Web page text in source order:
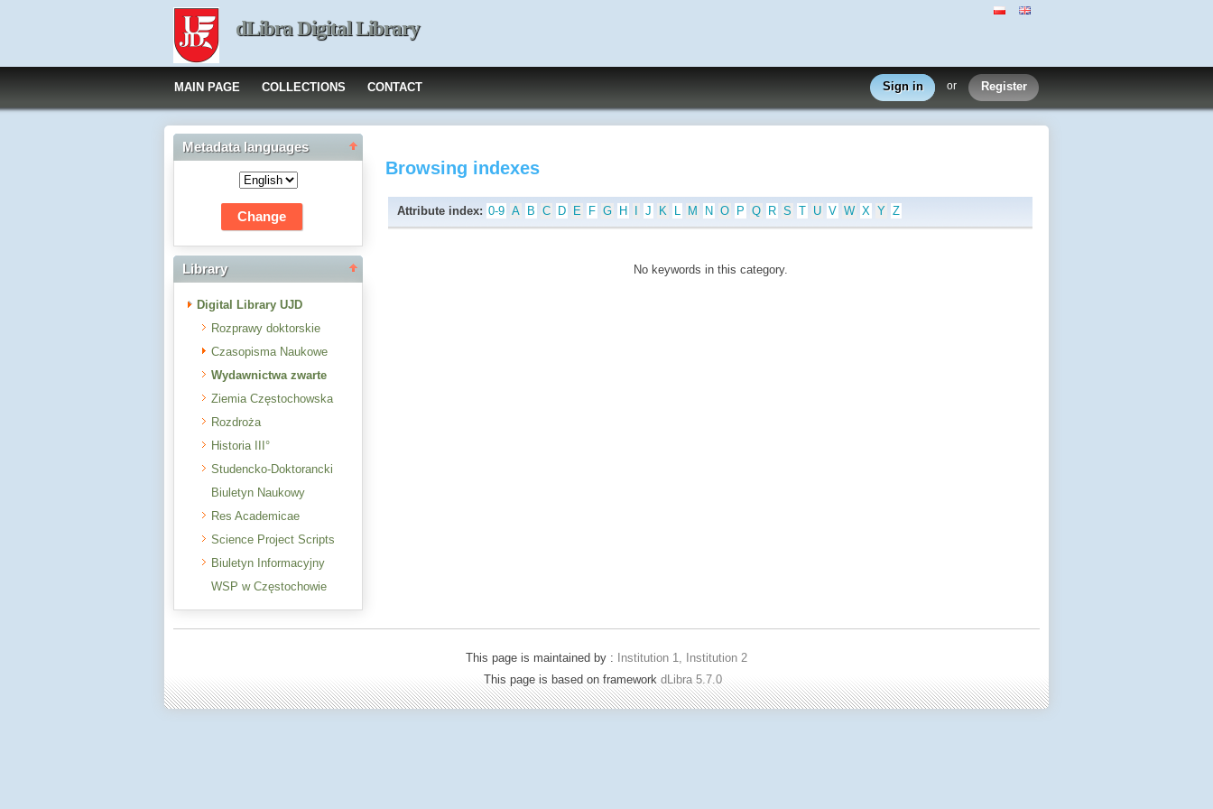
dLibra Digital Library
MAIN PAGE COLLECTIONS CONTACT Sign in or Register
Metadata languages
Library
Digital Library UJD
Rozprawy doktorskie
Czasopisma Naukowe
Wydawnictwa zwarte
Ziemia Częstochowska
Rozdroża
Historia III°
Studencko-Doktorancki
Biuletyn Naukowy
Res Academicae
Science Project Scripts
Biuletyn Informacyjny
WSP w Częstochowie
Browsing indexes
Attribute index: 0-9 A B C D E F G H J K L M N O P Q R S T U V W X Y Z
No keywords in this category.
This page is maintained by :
Institution 1, Institution 2
This page is based on framework dLibra 5.7.0